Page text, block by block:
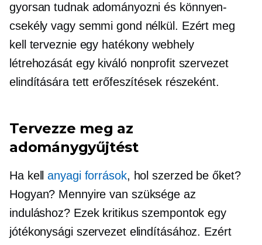
gyorsan tudnak adományozni és könnyen-
csekély vagy semmi gond nélkül. Ezért meg
kell terveznie egy hatékony webhely
létrehozását egy kiváló nonprofit szervezet
elindítására tett erőfeszítések részeként.
Tervezze meg az
adománygyűjtést
Ha kellanyagi források, hol szerzed be őket?
Hogyan? Mennyire van szüksége az
induláshoz? Ezek kritikus szempontok egy
jótékonysági szervezet elindításához. Ezért